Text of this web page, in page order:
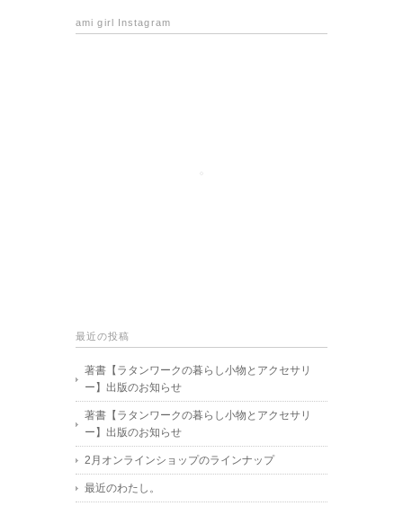
ami girl Instagram
最近の投稿
著書【ラタンワークの暮らし小物とアクセサリ
ー】出版のお知らせ
著書【ラタンワークの暮らし小物とアクセサリ
ー】出版のお知らせ
2月オンラインショップのラインナップ
最近のわたし。